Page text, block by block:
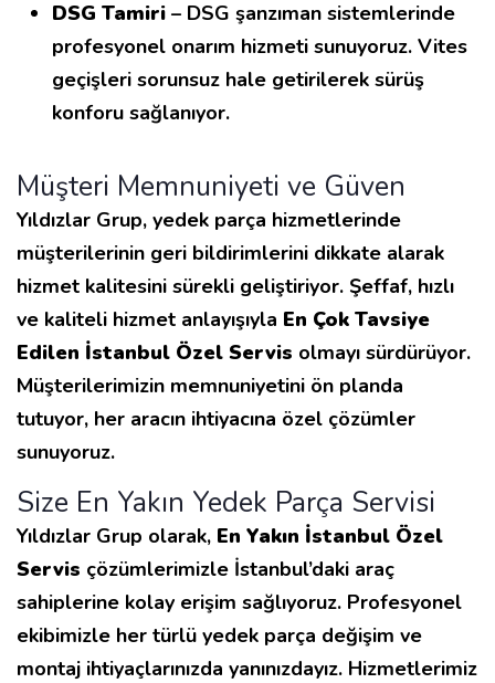
DSG Tamiri – DSG şanzıman sistemlerinde
profesyonel onarım hizmeti sunuyoruz. Vites
geçişleri sorunsuz hale getirilerek sürüş
konforu sağlanıyor.
Müşteri Memnuniyeti ve Güven
Yıldızlar Grup, yedek parça hizmetlerinde
müşterilerinin geri bildirimlerini dikkate alarak
hizmet kalitesini sürekli geliştiriyor. Şeffaf, hızlı
ve kaliteli hizmet anlayışıyla En Çok Tavsiye
Edilen İstanbul Özel Servis olmayı sürdürüyor.
Müşterilerimizin memnuniyetini ön planda
tutuyor, her aracın ihtiyacına özel çözümler
sunuyoruz.
Size En Yakın Yedek Parça Servisi
Yıldızlar Grup olarak, En Yakın İstanbul Özel
Servis çözümlerimizle İstanbul’daki araç
sahiplerine kolay erişim sağlıyoruz. Profesyonel
ekibimizle her türlü yedek parça değişim ve
montaj ihtiyaçlarınızda yanınızdayız. Hizmetlerimiz